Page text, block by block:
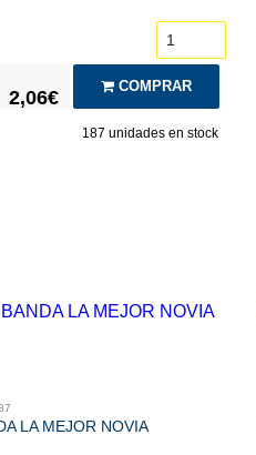
2,06€
COMPRAR
187 unidades en stock
LA MEJOR NOVIA